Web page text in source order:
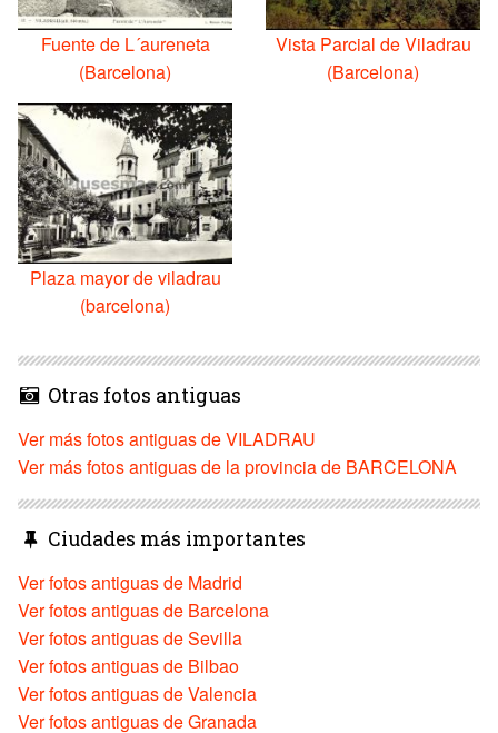
Fuente de L´aureneta
(Barcelona)
Vista Parcial de Viladrau
(Barcelona)
Plaza mayor de viladrau
(barcelona)
Otras fotos antiguas
Ver más fotos antiguas de VILADRAU
Ver más fotos antiguas de la provincia de BARCELONA
Ciudades más importantes
Ver fotos antiguas de Madrid
Ver fotos antiguas de Barcelona
Ver fotos antiguas de Sevilla
Ver fotos antiguas de Bilbao
Ver fotos antiguas de Valencia
Ver fotos antiguas de Granada